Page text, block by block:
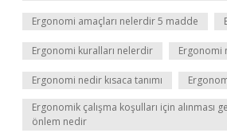
Ergonomi amaçları nelerdir 5 madde
Ergonomi kuralları nelerdir Ergonomi
Ergonomi nedir kısaca tanımı
Ergonomik çalışma koşulları için alınması
önlem nedir